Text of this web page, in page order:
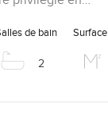
de bain
2
Surface